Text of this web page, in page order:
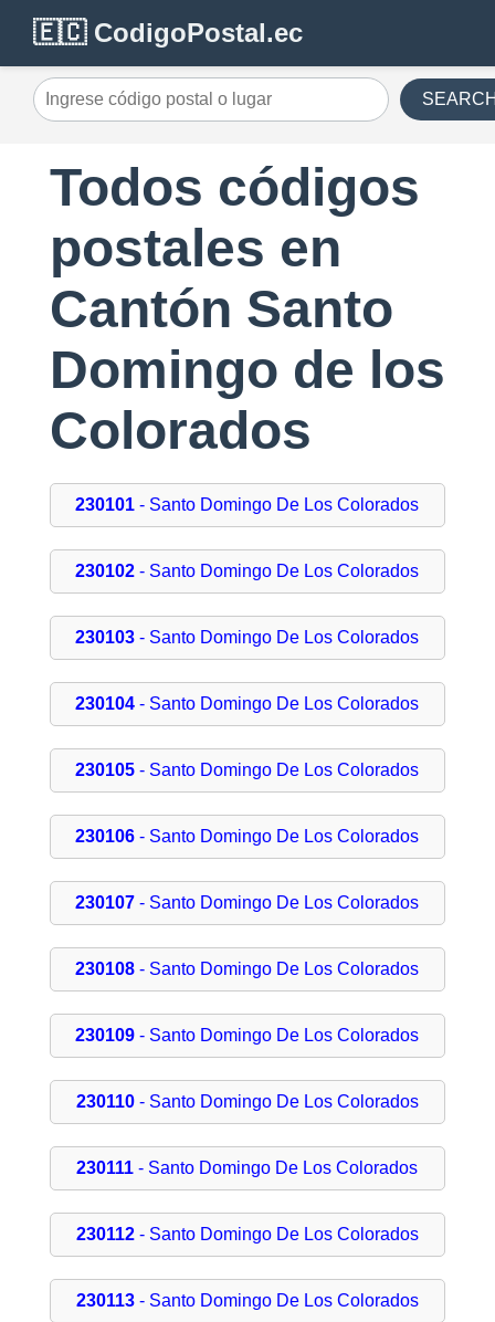
🇪🇨 CodigoPostal.ec
Todos códigos
postales en
Cantón Santo
Domingo de los
Colorados
230101 - Santo Domingo De Los Colorados
230102 - Santo Domingo De Los Colorados
230103 - Santo Domingo De Los Colorados
230104 - Santo Domingo De Los Colorados
230105 - Santo Domingo De Los Colorados
230106 - Santo Domingo De Los Colorados
230107 - Santo Domingo De Los Colorados
230108 - Santo Domingo De Los Colorados
230109 - Santo Domingo De Los Colorados
230110- Santo Domingo De Los Colorados
230111 - Santo Domingo De Los Colorados
230112- Santo Domingo De Los Colorados
230113- Santo Domingo De Los Colorados